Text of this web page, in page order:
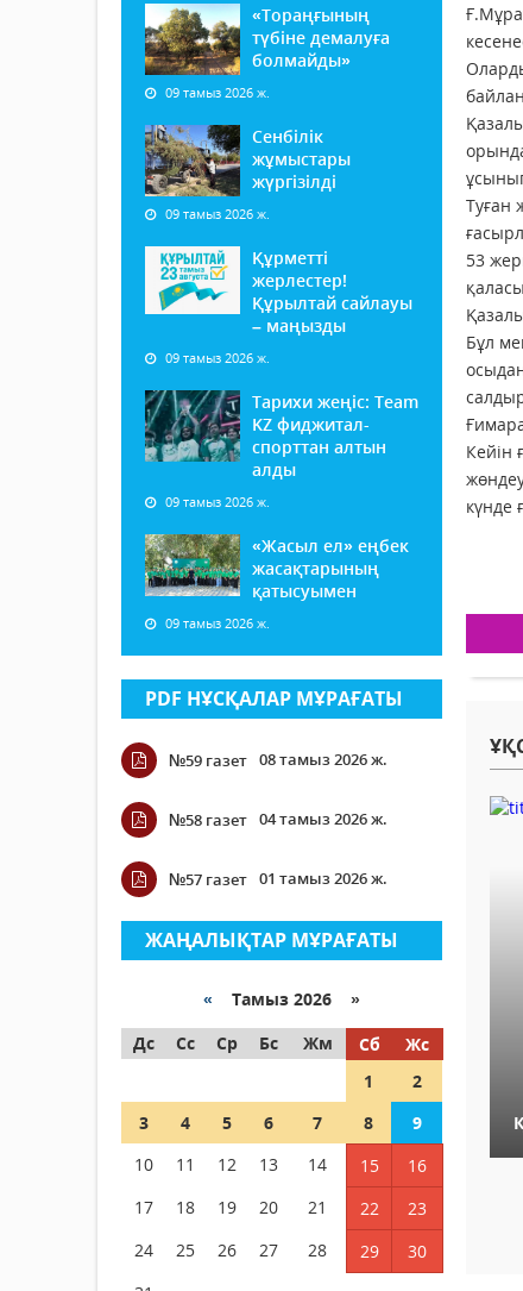
«Тораңғының
түбіне демалуға
болмайды»
09 тамыз 2026 ж.
Сенбілік
жұмыстары
жүргізілді
09 тамыз 2026 ж.
Құрметті
жерлестер!
Құрылтай сайлауы
– маңызды
09 тамыз 2026 ж.
Тарихи жеңіс: Team
KZ фиджитал-
спорттан алтын
алды
09 тамыз 2026 ж.
«Жасыл ел» еңбек
жасақтарының
қатысуымен
09 тамыз 2026 ж.
PDF НҰСҚАЛАР МҰРАҒАТЫ
№59 газет 08 тамыз 2026 ж.
№58 газет 04 тамыз 2026 ж.
№57 газет 01 тамыз 2026 ж.
ЖАҢАЛЫҚТАР МҰРАҒАТЫ
« Тамыз 2026 »
Дс
Сс Ср Бс Жм Сб
Жс
1
2
3
4 5 6 7 8
9
10
11 12 13 14 15
16
17
18 19 20 21 22
23
24
25 26 27 28 29
30
Туған
53
Бұл
Кейін
күнде